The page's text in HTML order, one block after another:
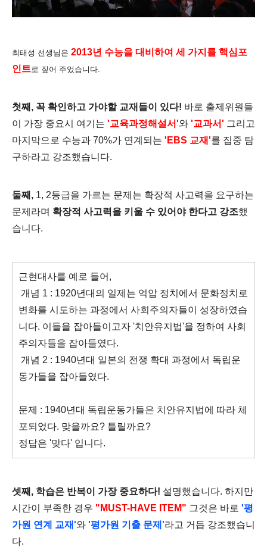
최태성 선생님은 2013년 수능을 대비하여 세 가지를 핵심포
인트로 짚어 주었습니다.
첫째, 꼭 확인하고 가야할 교재들이 있다! 바로 출제위원들
이 가장 중요시 여기는 '교육과정해설서'와 '교과서' 그리고
마지막으로 수능과 70%가 연계되는 'EBS 교재'를 집중 탐
구하라고 강조했습니다.
둘째, 1, 2등급을 가르는 문제는 확장적 사고력을 요구하는
문제라며 확장적 사고력을 키울 수 있어야 한다고 강조했
습니다.
근현대사를 예로 들어,
개념 1 : 1920년대의 일제는 억압 정치에서 문화정치로
변화를 시도하는 과정에서 사회주의자들이 성장하였습
니다. 이들을 잡아들이고자 '치안유지법'을 정하여 사회
주의자들을 잡아들였다.
개념 2 : 1940년대 일본의 전쟁 확대 과정에서 독립운
동가들을 잡아들였다.
문제 : 1940년대 독립운동가들은 치안유지법에 따라 체
포되었다. 맞을까요? 틀릴까요?
정답은 '맞다' 입니다.
셋째, 학습은 반복이 가장 중요하다! 설명했습니다. 하지만
시간이 부족한 경우 "MUST-HAVE ITEM" 그것은 바로 '평
가원 연계 교재'와 '평가원 기출 문제'라고 거듭 강조했습니
다.